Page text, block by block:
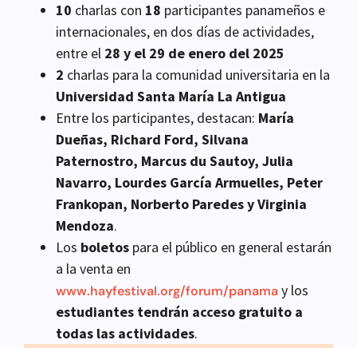
10 charlas con 18 participantes panameños e
internacionales, en dos días de actividades,
entre el 28 y el 29 de enero del 2025
2 charlas para la comunidad universitaria en la
Universidad Santa María La Antigua
Entre los participantes, destacan: María
Dueñas, Richard Ford, Silvana
Paternostro, Marcus du Sautoy, Julia
Navarro, Lourdes García Armuelles, Peter
Frankopan, Norberto Paredes y Virginia
Mendoza.
Los boletos para el público en general estarán
a la venta en
www.hayfestival.org/forum/panamay los
estudiantes tendrán acceso gratuito a
todas las actividades.